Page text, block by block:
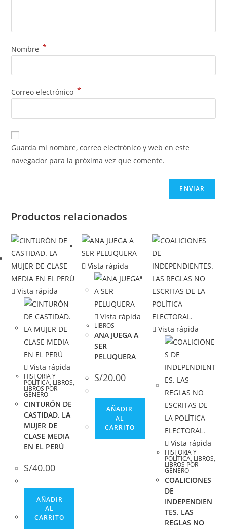
Nombre *
Correo electrónico *
Guarda mi nombre, correo electrónico y web en este
navegador para la próxima vez que comente.
Productos relacionados
Vista rápida
Vista rápida
HISTORIA Y
POLÍTICA, LIBROS,
LIBROS POR
GÉNERO
CINTURÓN DE
CASTIDAD. LA
MUJER DE
CLASE MEDIA
EN EL PERÚ
S/40.00
AÑADIR
AL
CARRITO
Vista rápida
Vista rápida
LIBROS
ANA JUEGA A
SER
PELUQUERA
S/20.00
AÑADIR
AL
CARRITO
Vista rápida
Vista rápida
HISTORIA Y
POLÍTICA, LIBROS,
LIBROS POR
GÉNERO
COALICIONES
DE
INDEPENDIEN
TES. LAS
REGLAS NO